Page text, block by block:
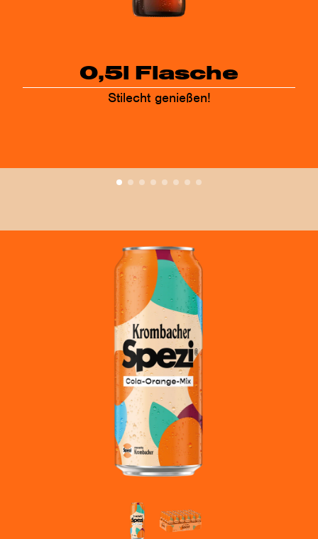
0,5l Flasche
Stilecht genießen!